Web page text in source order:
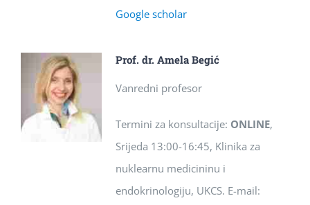
Google scholar
Prof. dr. Amela Begić
Vanredni profesor
Termini za konsultacije: ONLINE,
Srijeda 13:00-16:45, Klinika za
nuklearnu medicininu i
endokrinologiju, UKCS. E-mail: